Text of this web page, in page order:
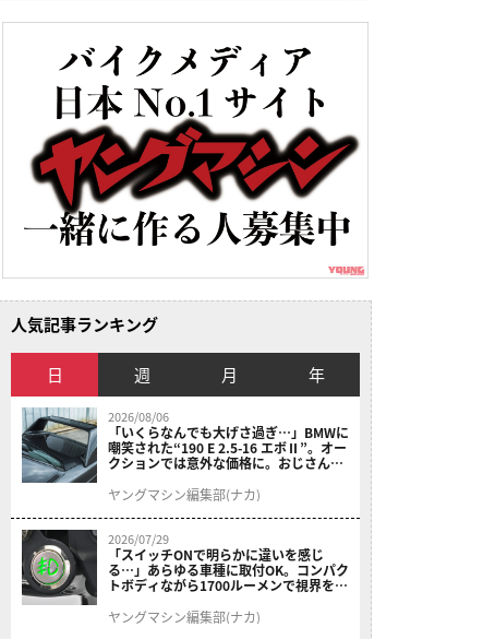
人気記事ランキング
日 週 月 年
2026/08/06
「いくらなんでも大げさ過ぎ…」BMWに
嘲笑された“190 E 2.5-16 エボⅡ”。オー
クションでは意外な価格に。おじさん達
ヤングマシン編集部(ナカ)
2026/07/29
「スイッチONで明らかに違いを感じ
る…」あらゆる車種に取付OK。コンパク
トボディながら1700ルーメンで視界を確
ニット プレシャスレイ スモール］
ヤングマシン編集部(ナカ)